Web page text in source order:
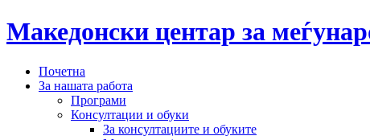
Македонски центар за
Почетна
За нашата работа
Програми
Консултации и обуки
За консултациите и обуките